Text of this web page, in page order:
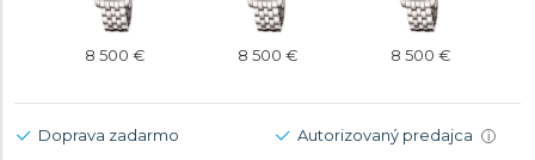
8 500 € 8 500 € 8 500 €
Doprava zadarmo Autorizovaný predajca i